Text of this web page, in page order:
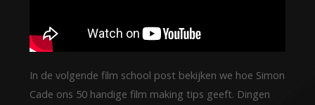
In de volgende film school post bekijken we hoe Simon
Cade ons 50 handige film making tips geeft. Dingen